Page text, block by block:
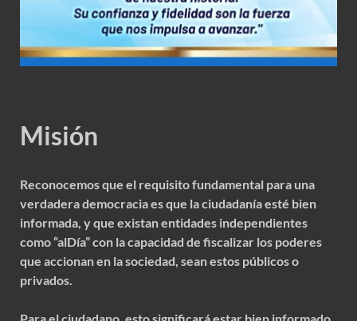
Misión
Reconocemos que el requisito fundamental para una
verdadera democracia es que la ciudadanía esté bien
informada, y que existan entidades independientes
como “alDía” con la capacidad de fiscalizar los poderes
que accionan en la sociedad, sean estos públicos o
privados.